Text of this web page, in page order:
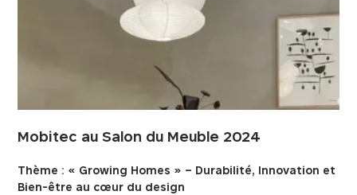
Mobitec au Salon du Meuble 2024
Thème : « Growing Homes » – Durabilité, Innovation et
Bien-être au cœur du design